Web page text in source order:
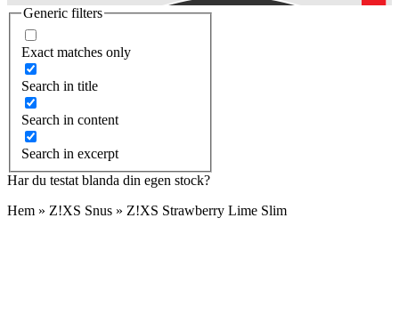
Generic filters
Exact matches only
Search in title
Search in content
Search in excerpt
Har du testat blanda din egen stock?
Hem » Z!XS Snus » Z!XS Strawberry Lime Slim